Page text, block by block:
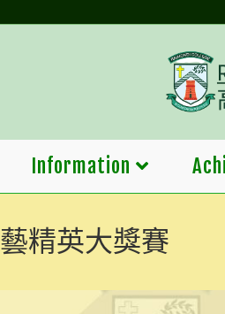
Information
精英大獎賽